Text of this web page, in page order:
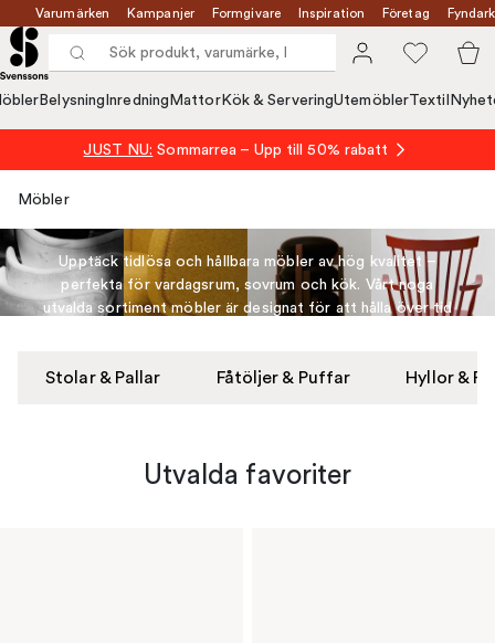
Varumärken Kampanjer Formgivare Inspiration Företag
Belysning Inredning MattorKök & ServeringUtemöblerTextil
JUST NU: Sommarrea – Upp till 50% rabatt
Möbler
Upptäck tidlösa och hållbara möbler av hög kvalitet –
perfekta för vardagsrum, sovrum och kök. Vårt noga
utvalda sortiment möbler är designat för att hålla över tid
Stolar & Pallar Fåtöljer & Puffar Hyllor &
Utvalda favoriter